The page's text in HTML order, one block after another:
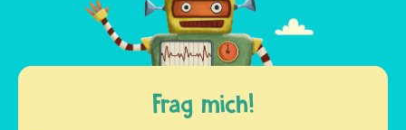
Frag mich!